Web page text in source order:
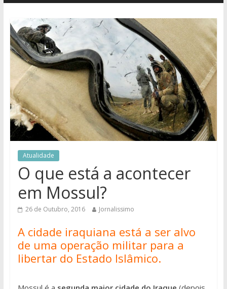
Atualidade
O que está a acontecer
em Mossul?
26 de Outubro, 2016 Jornalissimo
A cidade iraquiana está a ser alvo
de uma operação militar para a
libertar do Estado Islâmico.